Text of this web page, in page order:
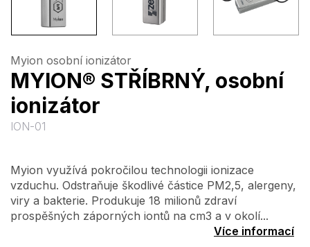
Myion osobní ionizátor
MYION® STŘÍBRNÝ, osobní
ionizátor
ION-01
Myion využívá pokročilou technologii ionizace
vzduchu. Odstraňuje škodlivé částice PM2,5, alergeny,
viry a bakterie. Produkuje 18 milionů zdraví
prospěšných záporných iontů na cm3 a v okolí...
Více informací